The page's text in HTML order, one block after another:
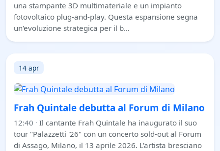
una stampante 3D multimateriale e un impianto
fotovoltaico plug-and-play. Questa espansione segna
un'evoluzione strategica per il b…
14 apr
Frah Quintale debutta al Forum di Milano
12:40 · Il cantante Frah Quintale ha inaugurato il suo
tour "Palazzetti '26" con un concerto sold-out al Forum
di Assago, Milano, il 13 aprile 2026. L'artista bresciano